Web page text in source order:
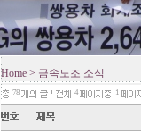
Home > 금속노조 소식
78 4 1